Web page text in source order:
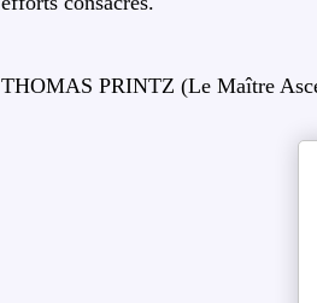
THOMAS PRINTZ (Le Maître